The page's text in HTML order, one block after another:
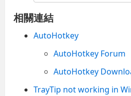
相關連結
AutoHotkey
AutoHotkey Forum
AutoHotkey
TrayTip not working in